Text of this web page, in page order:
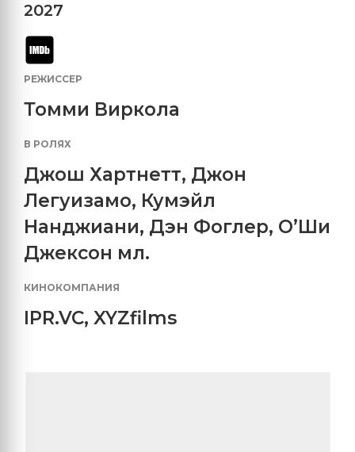
2027
РЕЖИССЕР
Томми Виркола
В РОЛЯХ
Джош Хартнетт, Джон
Легуизамо, Кумэйл
Нанджиани, Дэн Фоглер, О’Ши
Джексон мл.
КИНОКОМПАНИЯ
IPR.VC, XYZfilms